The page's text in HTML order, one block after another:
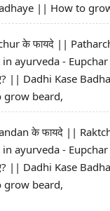
|| How to
के फायदे ||
ayurveda - Eupchar
|| Dadhi Kase
grow beard,
के फायदे ||
ayurveda - Eupchar
|| Dadhi Kase
grow beard,